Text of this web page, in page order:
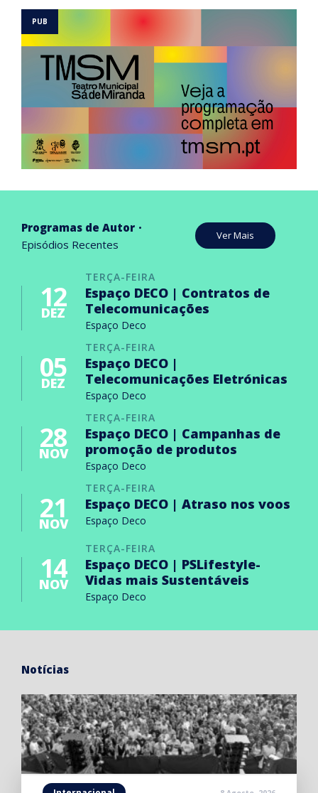
Programas de Autor
Episódios Recentes
Ver Mais
TERÇA-FEIRA
12
DEZ
Espaço DECO | Contratos de
Telecomunicações
Espaço Deco
TERÇA-FEIRA
05
DEZ
Espaço DECO |
Telecomunicações Eletrónicas
Espaço Deco
TERÇA-FEIRA
28
NOV
Espaço DECO | Campanhas de
promoção de produtos
Espaço Deco
TERÇA-FEIRA
21
NOV
Espaço DECO | Atraso nos voos
Espaço Deco
TERÇA-FEIRA
14
NOV
Espaço DECO | PSLifestyle-
Vidas mais Sustentáveis
Espaço Deco
Notícias